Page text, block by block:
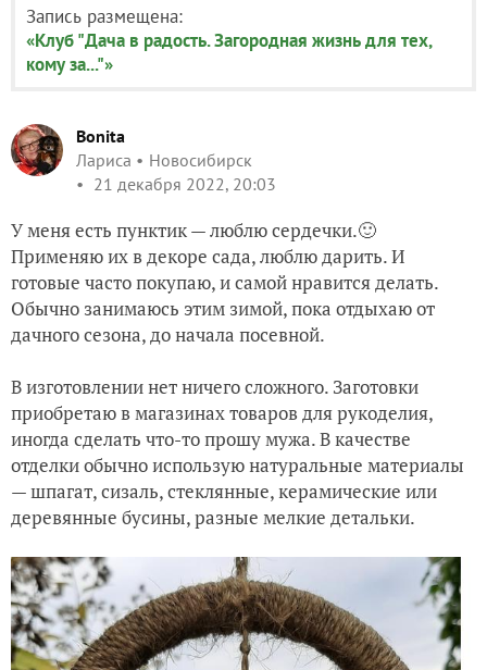
Запись размещена:
«Клуб "Дача в радость. Загородная жизнь для тех,
кому за..."»
Bonita
Лариса
Новосибирск
21 декабря 2022, 20:03
У меня есть пунктик — люблю сердечки.🙂
Применяю их в декоре сада, люблю дарить. И
готовые часто покупаю, и самой нравится делать.
Обычно занимаюсь этим зимой, пока отдыхаю от
дачного сезона, до начала посевной.
В изготовлении нет ничего сложного. Заготовки
приобретаю в магазинах товаров для рукоделия,
иногда сделать что-то прошу мужа. В качестве
отделки обычно использую натуральные материалы
— шпагат, сизаль, стеклянные, керамические или
деревянные бусины, разные мелкие детальки.